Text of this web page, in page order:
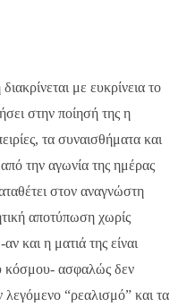
με ευκρίνεια το
στην ποίησή της η
τα συναισθήματα και
από την αγωνία της ημέρας
στον αναγνώστη
αποτύπωση χωρίς
και η ματιά της είναι
κόσμου- ασφαλώς δεν
λεγόμενο “ρεαλισμό” και τα